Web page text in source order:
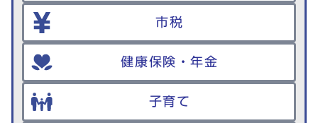
市税
健康保険・年金
子育て